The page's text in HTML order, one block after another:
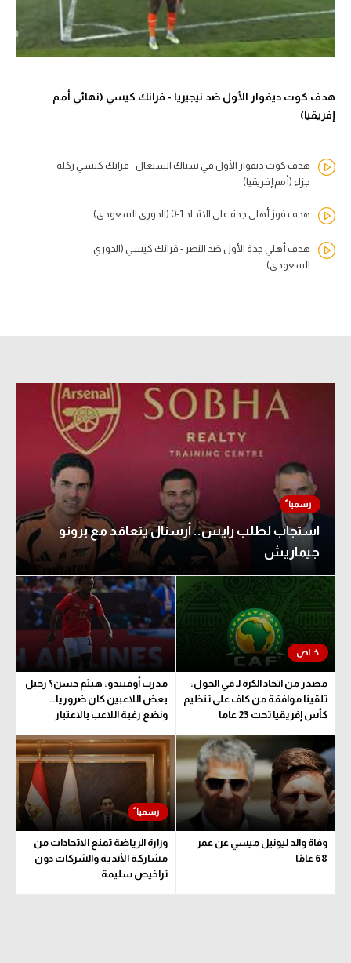
هدف كوت ديفوار الأول ضد نيجيريا - فرانك كيسي (نهائي أمم
إفريقيا)
هدف كوت ديفوار الأول في شباك السنغال - فرانك كيسي ركلة
جزاء (أمم إفريقيا)
هدف فوز أهلي جدة على الاتحاد 1-0 (الدوري السعودي)
هدف أهلي جدة الأول ضد النصر - فرانك كيسي (الدوري
السعودي)
استجاب لطلب رايس.. أرسنال يتعاقد مع برونو
جيماريش
مصدر من اتحاد الكرة لـ في الجول:
تلقينا موافقة من كاف على تنظيم
كأس إفريقيا تحت 23 عاما
مدرب أوفييدو: هيثم حسن؟ رحيل
بعض اللاعبين كان ضروريا..
ونضع رغبة اللاعب بالاعتبار
وفاة والد ليونيل ميسي عن عمر
68 عامًا
وزارة الرياضة تمنع الاتحادات من
مشاركة الأندية والشركات دون
تراخيص سليمة